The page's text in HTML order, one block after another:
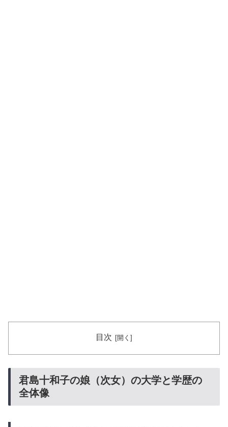
目次
君島十和子の娘（次女）の大学と学歴の
全体像